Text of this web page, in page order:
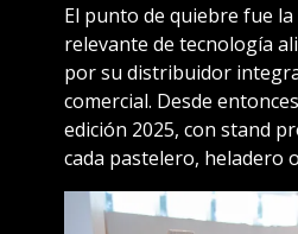
El punto de quiebre fue
relevante de tecnología
por su distribuidor
comercial. Desde
edición 2025, con stand
cada pastelero, heladero